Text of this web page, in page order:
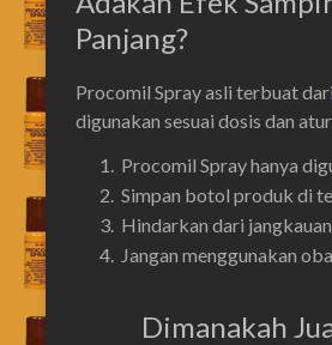
Panjang?
Procomil Spray asli terbuat dari
digunakan sesuai dosis dan
Procomil Spray hanya
Simpan botol produk di
Hindarkan dari
Jangan menggunakan
Dimanakah